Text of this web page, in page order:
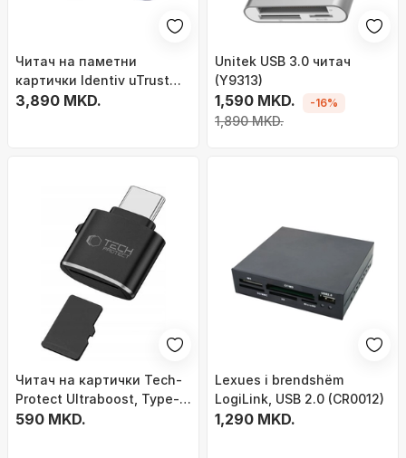
Читач на паметни
картички Identiv uTrust
SmartFold SCR3500 C, USB,
3,890 MKD.
Unitek USB 3.0 читач
(Y9313)
1,590 MKD.
1,890 MKD.
-16%
Читач на картички Tech-
Protect Ultraboost, Type-
C, Micro SD TF, црн
590 MKD.
Lexues i brendshëm
LogiLink, USB 2.0 (CR0012)
1,290 MKD.